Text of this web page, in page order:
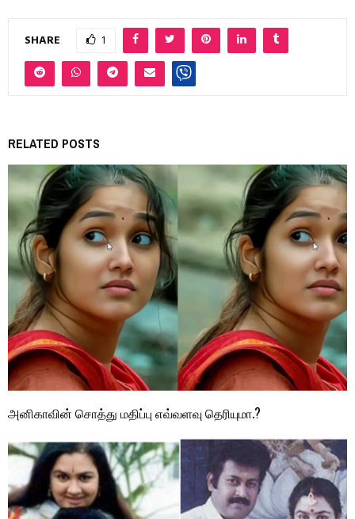
SHARE 1
RELATED POSTS
அனிகாவின் சொத்து மதிப்பு எவ்வளவு தெரியுமா.?